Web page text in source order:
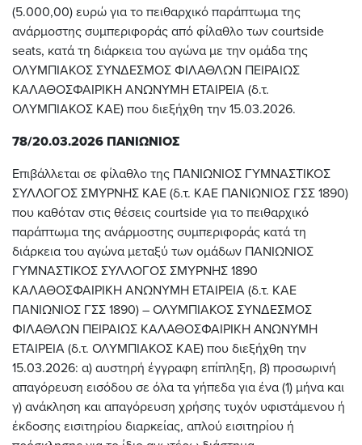
(5.000,00) ευρώ για το πειθαρχικό παράπτωμα της
ανάρμοστης συμπεριφοράς από φίλαθλο των courtside
seats, κατά τη διάρκεια του αγώνα με την ομάδα της
ΟΛΥΜΠΙΑΚΟΣ ΣΥΝΔΕΣΜΟΣ ΦΙΛΑΘΛΩΝ ΠΕΙΡΑΙΩΣ
ΚΑΛΑΘΟΣΦΑΙΡΙΚΗ ΑΝΩΝΥΜΗ ΕΤΑΙΡΕΙΑ (δ.τ.
ΟΛΥΜΠΙΑΚΟΣ ΚΑΕ) που διεξήχθη την 15.03.2026.
78/20.03.2026 ΠΑΝΙΩΝΙΟΣ
Επιβάλλεται σε φίλαθλο της ΠΑΝΙΩΝΙΟΣ ΓΥΜΝΑΣΤΙΚΟΣ
ΣΥΛΛΟΓΟΣ ΣΜΥΡΝΗΣ ΚΑΕ (δ.τ. ΚΑΕ ΠΑΝΙΩΝΙΟΣ ΓΣΣ 1890)
που καθόταν στις θέσεις courtside για το πειθαρχικό
παράπτωμα της ανάρμοστης συμπεριφοράς κατά τη
διάρκεια του αγώνα μεταξύ των ομάδων ΠΑΝΙΩΝΙΟΣ
ΓΥΜΝΑΣΤΙΚΟΣ ΣΥΛΛΟΓΟΣ ΣΜΥΡΝΗΣ 1890
ΚΑΛΑΘΟΣΦΑΙΡΙΚΗ ΑΝΩΝΥΜΗ ΕΤΑΙΡΕΙΑ (δ.τ. ΚΑΕ
ΠΑΝΙΩΝΙΟΣ ΓΣΣ 1890) – ΟΛΥΜΠΙΑΚΟΣ ΣΥΝΔΕΣΜΟΣ
ΦΙΛΑΘΛΩΝ ΠΕΙΡΑΙΩΣ ΚΑΛΑΘΟΣΦΑΙΡΙΚΗ ΑΝΩΝΥΜΗ
ΕΤΑΙΡΕΙΑ (δ.τ. ΟΛΥΜΠΙΑΚΟΣ ΚΑΕ) που διεξήχθη την
15.03.2026: α) αυστηρή έγγραφη επίπληξη, β) προσωρινή
απαγόρευση εισόδου σε όλα τα γήπεδα για ένα (1) μήνα και
γ) ανάκληση και απαγόρευση χρήσης τυχόν υφιστάμενου ή
έκδοσης εισιτηρίου διαρκείας, απλού εισιτηρίου ή